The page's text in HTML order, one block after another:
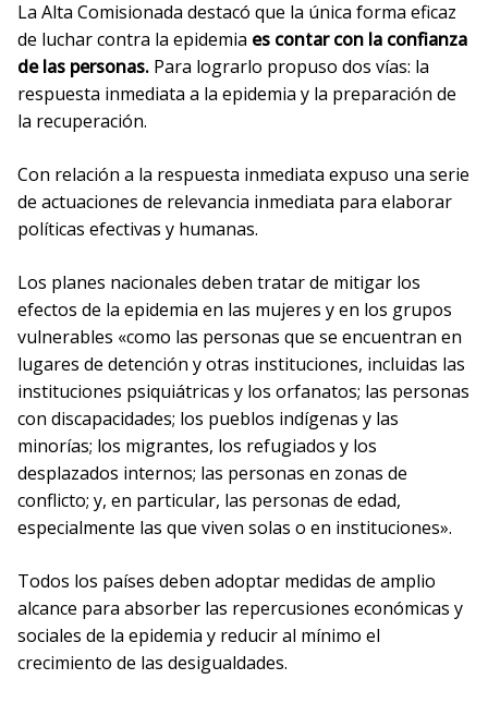
La Alta Comisionada destacó que la única forma eficaz
de luchar contra la epidemia es contar con la confianza
de las personas. Para lograrlo propuso dos vías: la
respuesta inmediata a la epidemia y la preparación de
la recuperación.
Con relación a la respuesta inmediata expuso una serie
de actuaciones de relevancia inmediata para elaborar
políticas efectivas y humanas.
Los planes nacionales deben tratar de mitigar los
efectos de la epidemia en las mujeres y en los grupos
vulnerables «como las personas que se encuentran en
lugares de detención y otras instituciones, incluidas las
instituciones psiquiátricas y los orfanatos; las personas
con discapacidades; los pueblos indígenas y las
minorías; los migrantes, los refugiados y los
desplazados internos; las personas en zonas de
conflicto; y, en particular, las personas de edad,
especialmente las que viven solas o en instituciones».
Todos los países deben adoptar medidas de amplio
alcance para absorber las repercusiones económicas y
sociales de la epidemia y reducir al mínimo el
crecimiento de las desigualdades.